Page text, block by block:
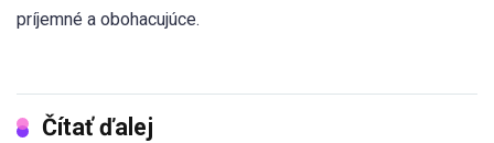
príjemné a obohacujúce.
Čítať ďalej